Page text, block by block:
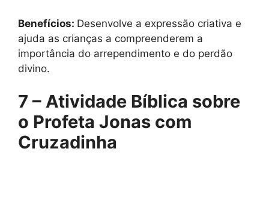
Benefícios: Desenvolve a expressão criativa e
ajuda as crianças a compreenderem a
importância do arrependimento e do perdão
divino.
7 – Atividade Bíblica sobre
o Profeta Jonas com
Cruzadinha